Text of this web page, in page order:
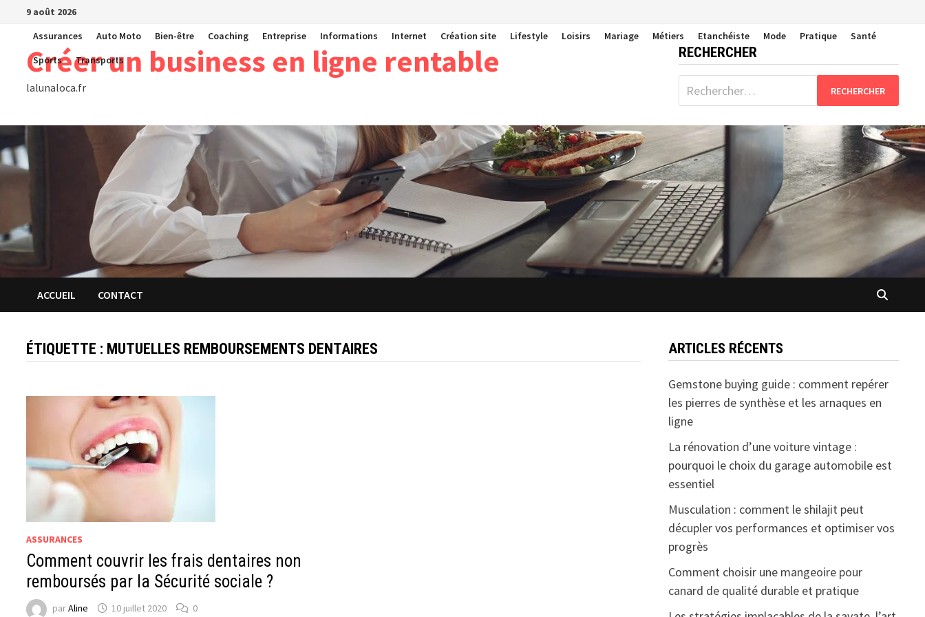
Passer9 août 2026
Assurances
Auto Moto Bien-être Coaching Entreprise Informations Internet Création site Lifestyle Loisirs Mariage Métiers Etanchéiste Mode Pratique
Santé
Sports
Transports
Créer un business en ligne rentable
lalunaloca.fr
RECHERCHER
Rechercher :
ACCUEIL CONTACT
ÉTIQUETTE : MUTUELLES REMBOURSEMENTS DENTAIRES
ASSURANCES
Comment couvrir les frais dentaires non
remboursés par la Sécurité sociale ?
parAline 10 juillet 2020 0
ARTICLES RÉCENTS
Gemstone buying guide : comment repérer
les pierres de synthèse et les arnaques en
ligne
La rénovation d’une voiture vintage :
pourquoi le choix du garage automobile est
essentiel
Musculation : comment le shilajit peut
décupler vos performances et optimiser vos
progrès
Comment choisir une mangeoire pour
canard de qualité durable et pratique